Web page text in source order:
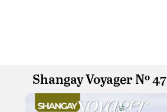
Shangay Voyager Nº 47